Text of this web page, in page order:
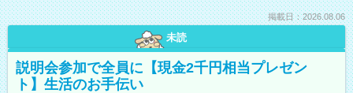
掲載日：2026.08.06
未読
説明会参加で全員に【現金2千円相当プレゼン
ト】生活のお手伝い